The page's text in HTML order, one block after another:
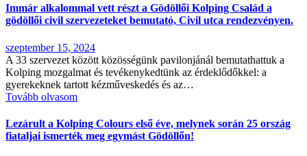
Immár alkalommal vett részt a Gödöllői Kolping Család a
gödöllői civil szervezeteket bemutató, Civil utca rendezvényen.
szeptember 15, 2024
A 33 szervezet között közösségünk pavilonjánál bemutathattuk a
Kolping mozgalmat és tevékenykedtünk az érdeklődőkkel: a
gyerekeknek tartott kézműveskedés és az…
Tovább olvasom
Lezárult a Kolping Colours első éve, melynek során 25 ország
fiataljai ismerték meg egymást Gödöllőn!